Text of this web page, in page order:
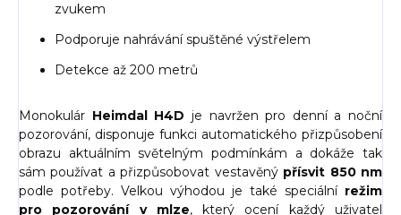
zvukem
Podporuje nahrávání spuštěné výstřelem
Detekce až 200 metrů
Monokulár Heimdal H4D je navržen pro denní a noční
pozorování, disponuje funkci automatického přizpůsobení
obrazu aktuálním světelným podmínkám a dokáže tak
sám používat a přizpůsobovat vestavěný přísvit 850 nm
podle potřeby. Velkou výhodou je také speciální režim
pro pozorování v mlze, který ocení každý uživatel